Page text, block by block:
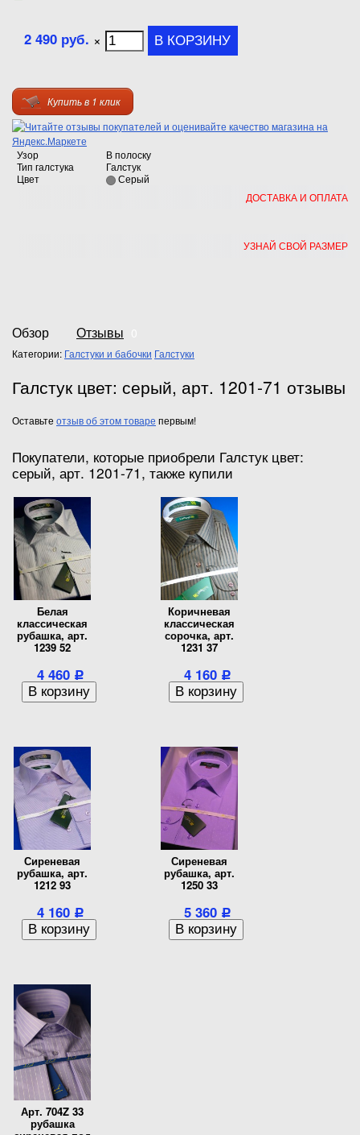
2 490 руб. ×
Купить в 1 клик
Узор
В полоску
Тип галстука
Галстук
Цвет
Серый
ДОСТАВКА И ОПЛАТА
УЗНАЙ СВОЙ РАЗМЕР
Обзор Отзывы
Категории: Галстуки и бабочки Галстуки
Галстук цвет: серый, арт. 1201-71 отзывы
Оставьте отзыв об этом товаре первым!
Покупатели, которые приобрели Галстук цвет:
серый, арт. 1201-71, также купили
Белая
классическая
рубашка, арт.
1239 52
4 460 Р
Коричневая
классическая
сорочка, арт.
1231 37
4 160 Р
Сиреневая
рубашка, арт.
1212 93
4 160 Р
Сиреневая
рубашка, арт.
1250 33
5 360 Р
Арт. 704Z 33
рубашка